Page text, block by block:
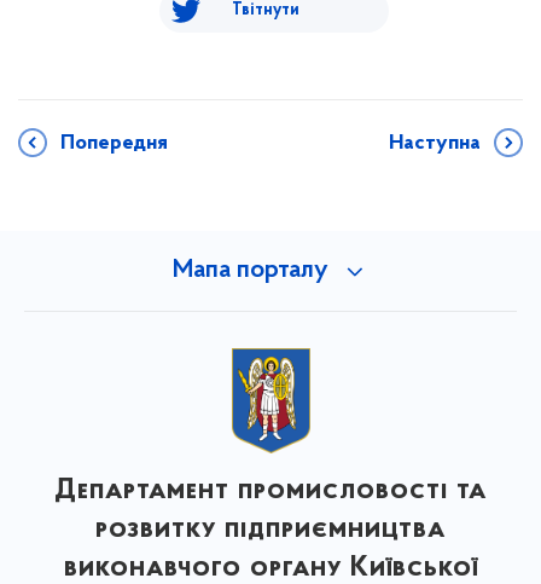
Твітнути
Попередня Наступна
Мапа порталу
Департамент промисловості та
розвитку підприємництва
виконавчого органу Київської